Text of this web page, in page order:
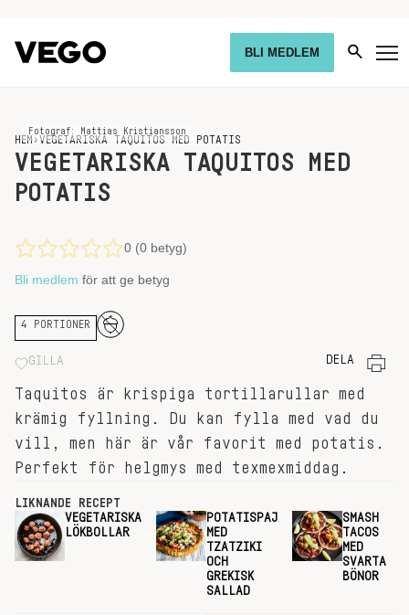
BLI MEDLEM
HEM ›VEGETARISKA TAQUITOS MED POTATIS
Fotograf: Mattias Kristiansson
VEGETARISKA TAQUITOS MED
POTATIS
0 (0 betyg)
Bli medlem för att ge betyg
4 PORTIONER
GILLA DELA
Taquitos är krispiga tortillarullar med
krämig fyllning. Du kan fylla med vad du
vill, men här är vår favorit med potatis.
Perfekt för helgmys med texmexmiddag.
LIKNANDE RECEPT
VEGETARISKA
LÖKBOLLAR
POTATISPAJ
MED
TZATZIKI
OCH
GREKISK
SALLAD
SMASH
TACOS
MED
SVARTA
BÖNOR